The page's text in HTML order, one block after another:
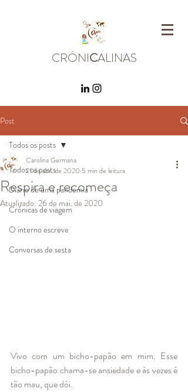
CRÓNICALINAS
Post
Todos os posts
Diário de uma pandemia
Crónicas de viagem
O interno escreve
Conversas de sesta
Todos os posts
Respira e recomeça
Carolina Germana
21 de abr. de 2020 5 min de leitura
Atualizado: 26 de mai. de 2020
Vivo com um bicho-papão em mim. Esse
bicho-papão chama-se ansiedade e às vezes é
tão mau, que dói.